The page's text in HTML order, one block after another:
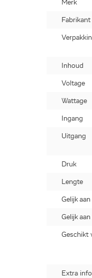
Merk
Fabrikant
Inhoud
Voltage
Wattage
Ingang
Uitgang
Druk
Lengte
Gelijk
Gelijk
Geschikt
Extra info